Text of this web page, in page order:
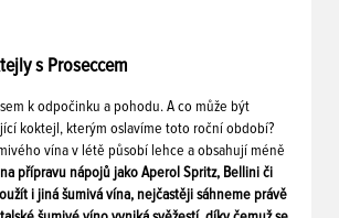
s Proseccem
k odpočinku a pohodu. A co může být
koktejl, kterým oslavíme toto roční období?
vína v létě působí lehce a obsahují méně
přípravu nápojů jako Aperol Spritz, Bellini či
i jiná šumivá vína, nejčastěji sáhneme právě